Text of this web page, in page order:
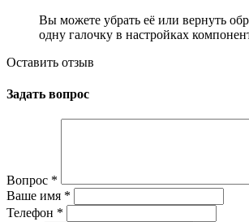
Вы можете убрать её или вернуть
одну галочку в настройках
Оставить отзыв
Задать вопрос
Вопрос *
Ваше имя *
Телефон *